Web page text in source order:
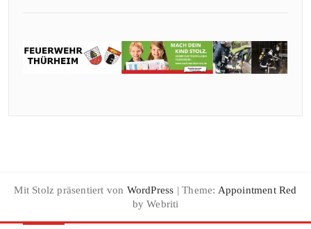
Mit Stolz präsentiert von WordPress | Theme: Appointment Red
by Webriti